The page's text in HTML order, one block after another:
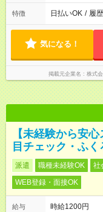
特徴 日払いOK / 履
気になる！
掲載元企業名 株式
【未経験から安
目チェック・ふ
派遣 職種未経験OK 社
WEB登録・面接OK
給与
時給1200円